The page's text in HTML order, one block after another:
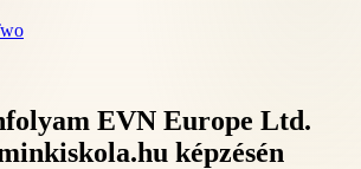
EVN Europe Ltd.
képzésén